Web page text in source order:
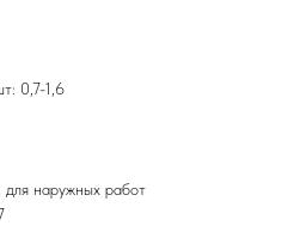
0,7-1,6
для наружных работ